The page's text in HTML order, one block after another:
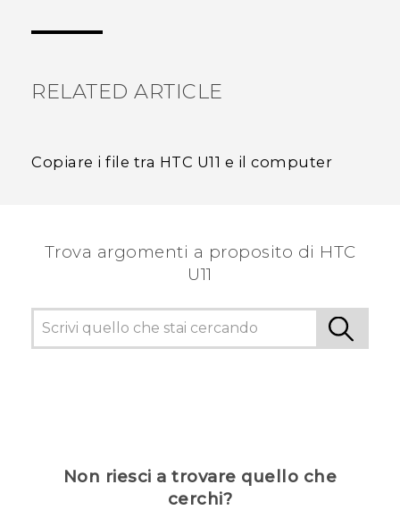
RELATED ARTICLE
Copiare i file tra HTC U11 e il computer
Trova argomenti a proposito di HTC
U11
Non riesci a trovare quello che
cerchi?